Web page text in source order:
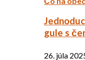
gule s
26. júla